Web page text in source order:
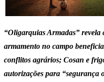
“Oligarquias Armadas” revela
armamento no campo
conflitos agrários; Cosan e
autorizações para “segurança